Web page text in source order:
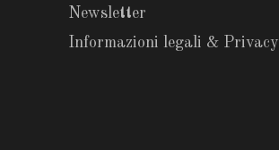
Newsletter
Informazioni legali & Privacy